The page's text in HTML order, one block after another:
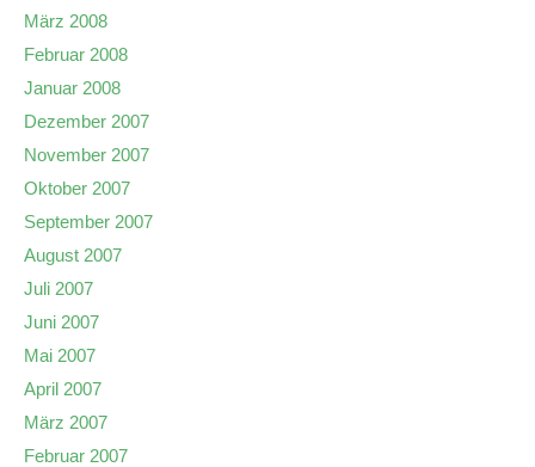
März 2008
Februar 2008
Januar 2008
Dezember 2007
November 2007
Oktober 2007
September 2007
August 2007
Juli 2007
Juni 2007
Mai 2007
April 2007
März 2007
Februar 2007